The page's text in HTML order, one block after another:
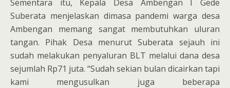
Sementara itu, Kepala Desa Ambengan I Gede
Suberata menjelaskan dimasa pandemi warga desa
Ambengan memang sangat membutuhkan uluran
tangan. Pihak Desa menurut Suberata sejauh ini
sudah melakukan penyaluran BLT melalui dana desa
sejumlah Rp71 juta. “Sudah sekian bulan dicairkan tapi
kami mengusulkan juga beberapa